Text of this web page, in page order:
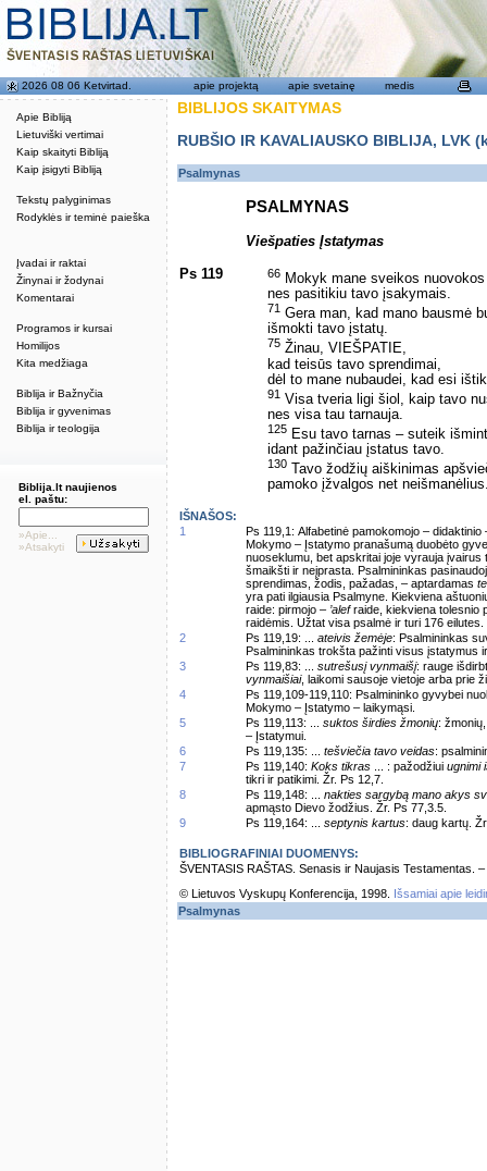
Apie Bibliją
Lietuviški vertimai
Kaip skaityti Bibliją
Kaip įsigyti Bibliją
Tekstų palyginimas
Rodyklės ir teminė paieška
Įvadai ir raktai
Žinynai ir žodynai
Komentarai
Programos ir kursai
Homilijos
Kita medžiaga
Biblija ir Bažnyčia
Biblija ir gyvenimas
Biblija ir teologija
2026 08 06 Ketvirtad. apie projektą apie svetainę medis
Biblija.lt naujienos
el. paštu:
»Apie...
»Atsakyti
BIBLIJOS SKAITYMAS
RUBŠIO IR KAVALIAUSKO BIBLIJA,
Psalmynas
PSALMYNAS
Viešpaties Įstatymas
Ps 119 66 Mokyk mane sveikos
nes pasitikiu tavo įsakymais.
71 Gera man, kad mano bausmė
išmokti tavo įstatų.
75 Žinau, VIEŠPATIE,
kad teisūs tavo sprendimai,
dėl to mane nubaudei, kad esi
91 Visa tveria ligi šiol, kaip tavo
nes visa tau tarnauja.
125 Esu tavo tarnas – suteik
idant pažinčiau įstatus tavo.
130 Tavo žodžių aiškinimas
pamoko įžvalgos net
IŠNAŠOS:
1
Ps 119,1: Alfabetinė pamokomojo –
Mokymo – Įstatymo pranašumą duobėto
nuoseklumu, bet apskritai joje vyrauja
šmaikšti ir neįprasta. Psalmininkas
sprendimas, žodis, pažadas, – aptardamas
yra pati ilgiausia Psalmyne. Kiekviena
raide: pirmojo – ’alefraide, kiekviena tolesnio
raidėmis. Užtat visa psalmė ir turi 176 eilutes.
2
Ps 119,19: ... ateivis žemėje: Psalmininkas
Psalmininkas trokšta pažinti visus įstatymus
3
Ps 119,83: ... sutrešusį vynmaišį: rauge
vynmaišiai, laikomi sausoje vietoje arba prie
4
Ps 119,109-119,110: Psalmininko gyvybei
Mokymo – Įstatymo – laikymąsi.
5
Ps 119,113: ... suktos širdies žmonių:
– Įstatymui.
6
Ps 119,135: ... tešviečia tavo veidas:
7
Ps 119,140: Koks tikras ... : pažodžiui ugnimi
tikri ir patikimi. Žr. Ps 12,7.
8
Ps 119,148: ... nakties sargybą mano akys
apmąsto Dievo žodžius. Žr. Ps 77,3.5.
9
Ps 119,164: ... septynis kartus: daug kartų.
BIBLIOGRAFINIAI DUOMENYS:
ŠVENTASIS RAŠTAS. Senasis ir Naujasis Testamentas.
© Lietuvos Vyskupų Konferencija, 1998.
Išsamiai apie
Psalmynas